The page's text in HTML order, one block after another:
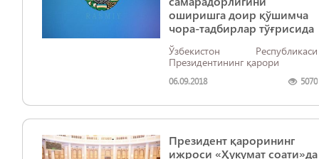
оширишга доир қўшимча
чора-тадбирлар тўғрисида
Ўзбекистон Республикаси
Президентининг қарори
06.09.2018 5070
Президент қарорининг
ижроси «Ҳукумат соати»да